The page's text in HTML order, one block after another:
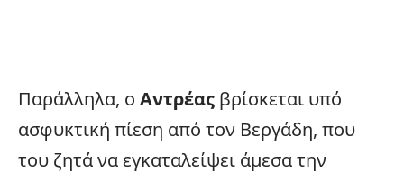
Παράλληλα, ο Αντρέας βρίσκεται υπό
ασφυκτική πίεση από τον Βεργάδη, που
του ζητά να εγκαταλείψει άμεσα την